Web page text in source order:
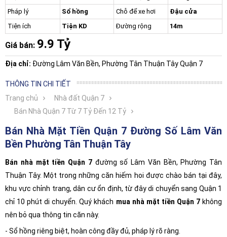
Pháp lý
Sổ hồng Chỗ để xe hơi
Đậu cửa
Tiện ích
Tiện KD Đường rộng 14m
Giá bán: 9.9 Tỷ
Địa chỉ: Đường Lâm Văn Bền, Phường Tân Thuận Tây Quận 7
THÔNG TIN CHI TIẾT
Trang chủ
Nhà đất Quận 7
Bán Nhà Quận 7 Từ 7 Tỷ Đến 12 Tỷ
Bán Nhà Mặt Tiền Quận 7 Đường Số Lâm Văn
Bền Phường Tân Thuận Tây
Bán nhà mặt tiền Quận 7đường số Lâm Văn Bền, Phường Tân
Thuận Tây. Một trong những căn hiếm hoi được chào bán tại đây,
khu vực chỉnh trang, dân cư ổn định, từ đây di chuyển sang Quận 1
chỉ 10 phút di chuyển. Quý khách mua nhà mặt tiền Quận 7 không
nên bỏ qua thông tin căn này.
- Sổ hồng riêng biệt, hoàn công đầy đủ, pháp lý rõ ràng.